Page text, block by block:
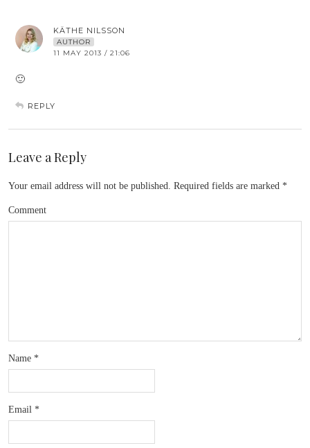
KÄTHE NILSSON
AUTHOR
11 MAY 2013 / 21:06
🙂
REPLY
Leave a Reply
Your email address will not be published. Required fields are marked *
Comment
Name *
Email *